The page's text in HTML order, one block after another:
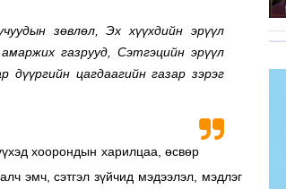
зөвлөл, Эх хүүхдийн эрүүл
газрууд, Сэтгэцийн эрүүл
цагдаагийн газар зэрэг
хоорондын харилцаа, өсвөр
эмч, сэтгэл зүйчид мэдээлэл, мэдлэг